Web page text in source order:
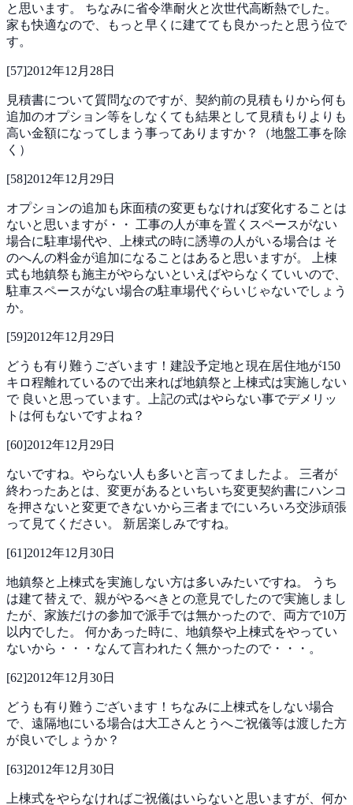
と思います。 ちなみに省令準耐火と次世代高断熱でした。
家も快適なので、もっと早くに建てても良かったと思う位で
す。
[57]2012年12月28日
見積書について質問なのですが、契約前の見積もりから何も
追加のオプション等をしなくても結果として見積もりよりも
高い金額になってしまう事ってありますか？（地盤工事を除
く）
[58]2012年12月29日
オプションの追加も床面積の変更もなければ変化することは
ないと思いますが・・ 工事の人が車を置くスペースがない
場合に駐車場代や、上棟式の時に誘導の人がいる場合は そ
のへんの料金が追加になることはあると思いますが。
上棟
式も地鎮祭も施主がやらないといえばやらなくていいので、
駐車スペースがない場合の駐車場代ぐらいじゃないでしょう
か。
[59]2012年12月29日
どうも有り難うございます！建設予定地と現在居住地が150
キロ程離れているので出来れば地鎮祭と上棟式は実施しない
で 良いと思っています。上記の式はやらない事でデメリッ
トは何もないですよね？
[60]2012年12月29日
ないですね。やらない人も多いと言ってましたよ。 三者が
終わったあとは、変更があるといちいち変更契約書にハンコ
を押さないと変更できないから三者までにいろいろ交渉頑張
って見てください。 新居楽しみですね。
[61]2012年12月30日
地鎮祭と上棟式を実施しない方は多いみたいですね。
うち
は建て替えで、親がやるべきとの意見でしたので実施しまし
たが、家族だけの参加で派手では無かったので、両方で10万
以内でした。 何かあった時に、地鎮祭や上棟式をやってい
ないから・・・なんて言われたく無かったので・・・。
[62]2012年12月30日
どうも有り難うございます！ちなみに上棟式をしない場合
で、遠隔地にいる場合は大工さんとうへご祝儀等は渡した方
が良いでしょうか？
[63]2012年12月30日
上棟式をやらなければご祝儀はいらないと思いますが、何か